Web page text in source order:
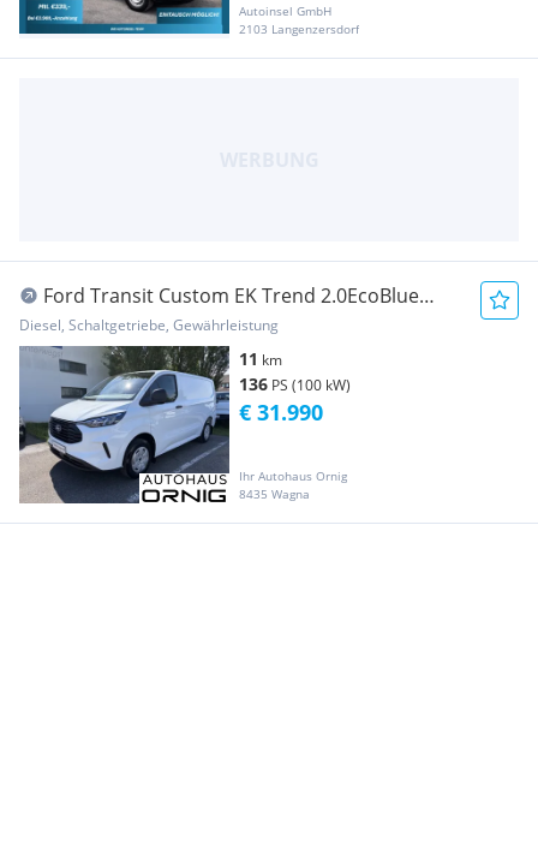
Autoinsel GmbH
2103 Langenzersdorf
Ford Transit Custom EK Trend 2.0EcoBlue
136PS 280L1H1 Transporter / Kastenwagen
Diesel, Schaltgetriebe, Gewährleistung
11 km
136 PS (100 kW)
Ihr Autohaus Ornig
8435 Wagna
€ 31.990